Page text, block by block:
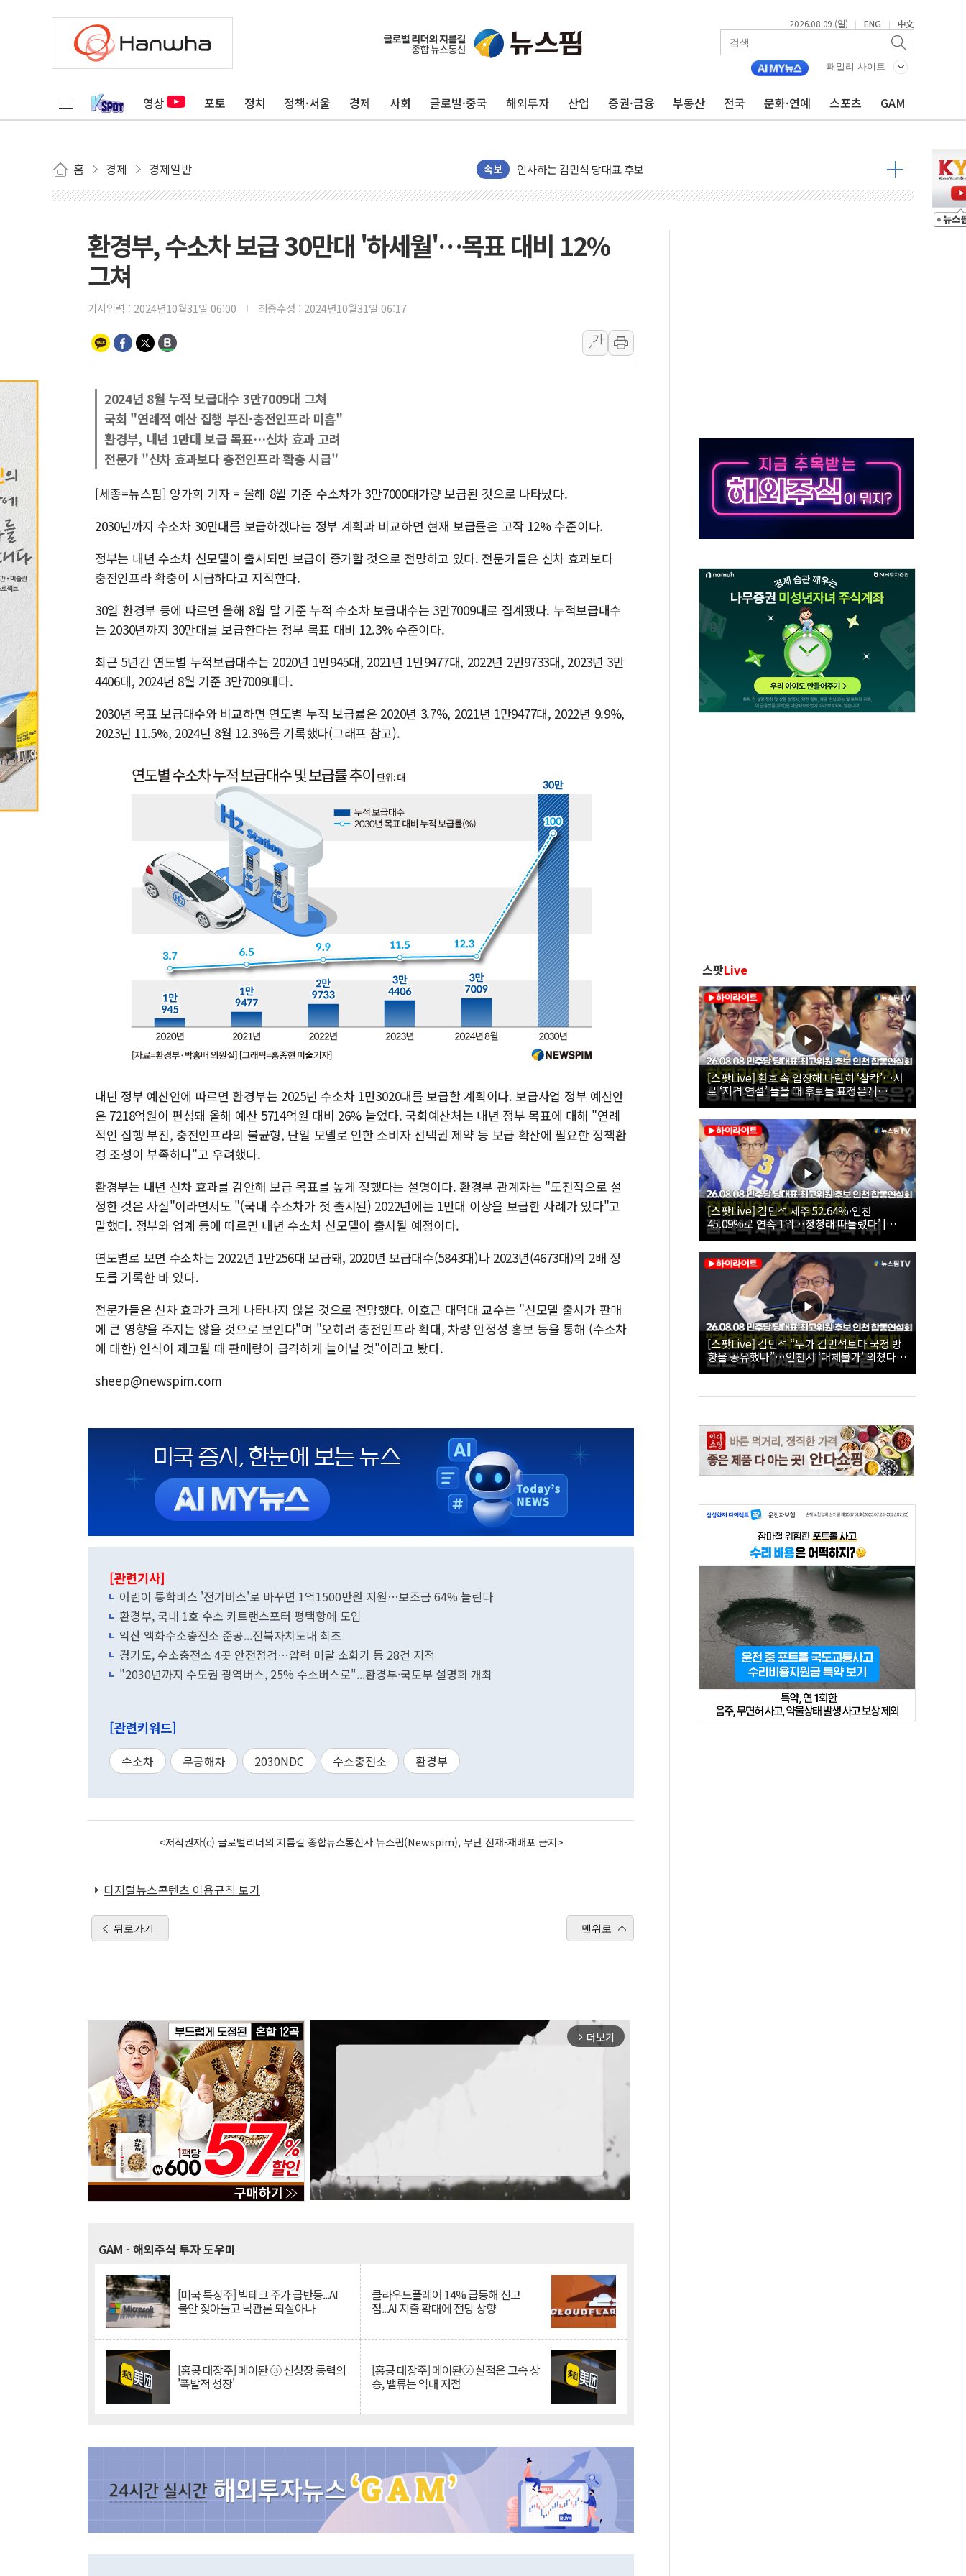
2026.08.09 (일) | ENG | 中文
패밀리 사이트
영상 포토 정치 정책·서울 경제 사회 글로벌·중국 해외투자 산업 증권·금융 부동산 전국 문화·연예 스포츠 GAM
홈 경제 경제일반 속보
포항시 재난예산 40억 긴급 투입…고수온 양식장 복구·지원 '총력'
울진·영덕 '호우특보'-포항 '산사태 주의보'...경북도, 호우 피해·통제구간 없어
[종합] 김민석, 정청래에 '0.86%p' 차 재역전 성공...金 45.42% vs 鄭 44.56%
인천 합동연설회 나선 송영길·정청래·김민석 당대표 후보
인사하는 김민석 당대표 후보
[속보] 민주, 인천 경선 결과 발표...김민석 45.09% 정청래 43.27% 송영길 11.63%
[속보] 민주, 제주 경선 결과 발표...김민석 52.64% 정청래 39.89% 송영길 7.47%
이번주 국내 주요 금융일정(8.10~8.14)
서울 중랑구 주택가서 흉기 난동…60대 남성 2명 숨져
李대통령 "결혼 때문에 손해 보는 일 없게"…'결혼 페널티' 22개 과제 손본다
인천서 말다툼 중 어머니 흉기 살해 10대 아들 체포
'화합' 꺼낸 김민석에 '뻔뻔' 받아친 정청래…제주 연설서 신경전 고조
환경부, 수소차 보급 30만대 '하세월'…목표 대비 12%
그쳐
기사입력 : 2024년10월31일 06:00 최종수정 : 2024년10월31일 06:17
가
가
2024년 8월 누적 보급대수 3만7009대 그쳐
국회 "연례적 예산 집행 부진·충전인프라 미흡"
환경부, 내년 1만대 보급 목표…신차 효과 고려
전문가 "신차 효과보다 충전인프라 확충 시급"
[세종=뉴스핌] 양가희 기자 = 올해 8월 기준 수소차가 3만7000대가량 보급된 것으로 나타났다.
2030년까지 수소차 30만대를 보급하겠다는 정부 계획과 비교하면 현재 보급률은 고작 12% 수준이다.
정부는 내년 수소차 신모델이 출시되면 보급이 증가할 것으로 전망하고 있다. 전문가들은 신차 효과보다
충전인프라 확충이 시급하다고 지적한다.
30일 환경부 등에 따르면 올해 8월 말 기준 누적 수소차 보급대수는 3만7009대로 집계됐다. 누적보급대수
는 2030년까지 30만대를 보급한다는 정부 목표 대비 12.3% 수준이다.
최근 5년간 연도별 누적보급대수는 2020년 1만945대, 2021년 1만9477대, 2022년 2만9733대, 2023년 3만
4406대, 2024년 8월 기준 3만7009대다.
2030년 목표 보급대수와 비교하면 연도별 누적 보급률은 2020년 3.7%, 2021년 1만9477대, 2022년 9.9%,
2023년 11.5%, 2024년 8월 12.3%를 기록했다(그래프 참고).
내년 정부 예산안에 따르면 환경부는 2025년 수소차 1만3020대를 보급할 계획이다. 보급사업 정부 예산안
은 7218억원이 편성돼 올해 예산 5714억원 대비 26% 늘었다. 국회예산처는 내년 정부 목표에 대해 "연례
적인 집행 부진, 충전인프라의 불균형, 단일 모델로 인한 소비자 선택권 제약 등 보급 확산에 필요한 정책환
경 조성이 부족하다"고 우려했다.
환경부는 내년 신차 효과를 감안해 보급 목표를 높게 정했다는 설명이다. 환경부 관계자는 "도전적으로 설
정한 것은 사실"이라면서도 "(국내 수소차가 첫 출시된) 2022년에는 1만대 이상을 보급한 사례가 있다"고
말했다. 정부와 업계 등에 따르면 내년 수소차 신모델이 출시될 예정이다.
연도별로 보면 수소차는 2022년 1만256대 보급돼, 2020년 보급대수(5843대)나 2023년(4673대)의 2배 정
도를 기록한 바 있다.
전문가들은 신차 효과가 크게 나타나지 않을 것으로 전망했다. 이호근 대덕대 교수는 "신모델 출시가 판매
에 큰 영향을 주지는 않을 것으로 보인다"며 "오히려 충전인프라 확대, 차량 안정성 홍보 등을 통해 (수소차
에 대한) 인식이 제고될 때 판매량이 급격하게 늘어날 것"이라고 봤다.
sheep@newspim.com
[관련기사]
어린이 통학버스 '전기버스'로 바꾸면 1억1500만원 지원…보조금 64% 늘린다
환경부, 국내 1호 수소 카트랜스포터 평택항에 도입
익산 액화수소충전소 준공...전북자치도내 최초
경기도, 수소충전소 4곳 안전점검…압력 미달 소화기 등 28건 지적
"2030년까지 수도권 광역버스, 25% 수소버스로"...환경부·국토부 설명회 개최
[관련키워드]
수소차 무공해차 2030NDC 수소충전소 환경부
<저작권자(c) 글로벌리더의 지름길 종합뉴스통신사 뉴스핌(Newspim), 무단 전재-재배포 금지>
디지털뉴스콘텐츠 이용규칙 보기
뒤로가기 맨위로
arrow_forward_ios 더보기
GAM - 해외주식 투자 도우미
[미국 특징주] 빅테크 주가 급반등...AI
불안 잦아들고 낙관론 되살아나
클라우드플레어 14% 급등해 신고
점...AI 지출 확대에 전망 상향
[홍콩 대장주] 메이퇀 ③ 신성장 동력의
'폭발적 성장'
[홍콩 대장주] 메이퇀② 실적은 고속 상
승, 밸류는 역대 저점
스팟Live
[스팟Live] 환호 속 입장해 나란히 ‘찰칵’…서
로 ‘저격 연설’ 들을 때 후보들 표정은? |
26.08.08 더불어민주당 당대표·최고위원 후
보 인천 합동연설회
[스팟Live] 김민석 제주 52.64%·인천
45.09%로 연속 1위…정청래 따돌렸다’ |
26.08.08 더불어민주당 당대표·최고위원 후
보 인천 합동연설회
[스팟Live] 김민석 “누가 김민석보다 국정 방
향을 공유했나”…인천서 ‘대체불가’ 외쳤다 |
26.08.08 더불어민주당 당대표·최고위원 후